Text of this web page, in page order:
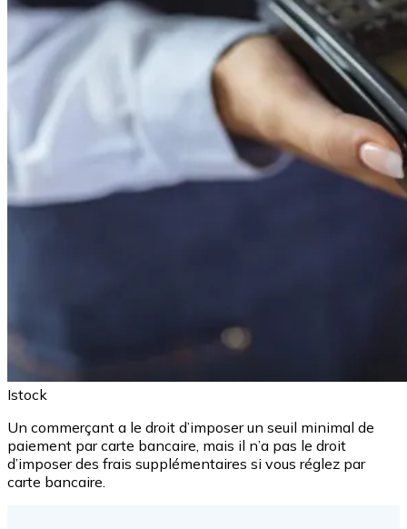
Istock
Un commerçant a le droit d’imposer un seuil minimal de
paiement par carte bancaire, mais il n’a pas le droit
d’imposer des frais supplémentaires si vous réglez par
carte bancaire.